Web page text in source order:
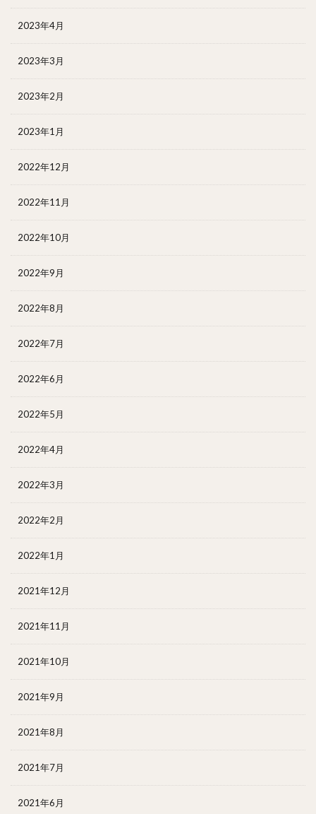
2023年4月
2023年3月
2023年2月
2023年1月
2022年12月
2022年11月
2022年10月
2022年9月
2022年8月
2022年7月
2022年6月
2022年5月
2022年4月
2022年3月
2022年2月
2022年1月
2021年12月
2021年11月
2021年10月
2021年9月
2021年8月
2021年7月
2021年6月